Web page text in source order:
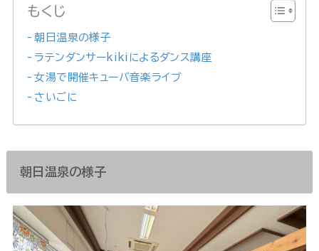
もくじ
朝日温泉の様子
ラテンダンサーkikiによるダンス講座
女湯で開催キューバ音楽ライブ
さいごに
朝日温泉の様子